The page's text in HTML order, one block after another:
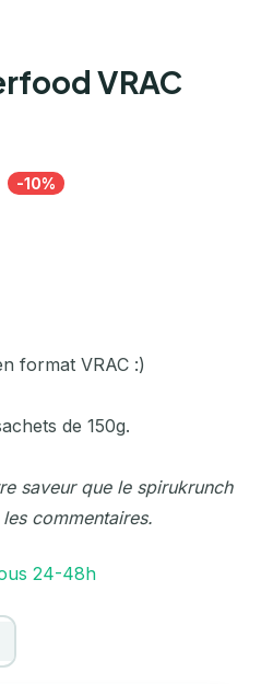
VRAC
-10%
format VRAC :)
de 150g.
saveur que le spirukrunch
commentaires.
24-48h